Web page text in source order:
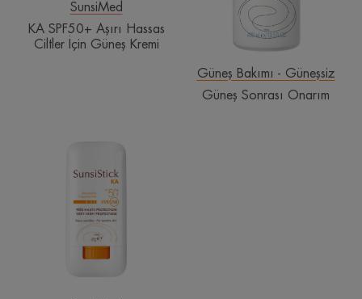
SunsiMed
KA SPF50+ Aşırı Hassas
Ciltler İçin Güneş Kremi
Güneş Bakımı - Güneşsiz
Güneş Sonrası Onarım
SPF
50+